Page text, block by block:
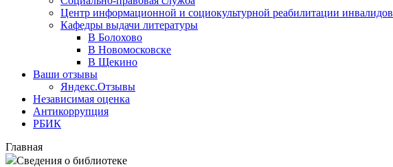
Центр информационной и социокультурной реабилитации инвалидов
Кафедры выдачи литературы
В Болохово
В Новомосковске
В Щекино
Ваши отзывы
Яндекс.Отзывы
Независимая оценка
Антикоррупция
РБИК
Главная
Сведения о библиотеке